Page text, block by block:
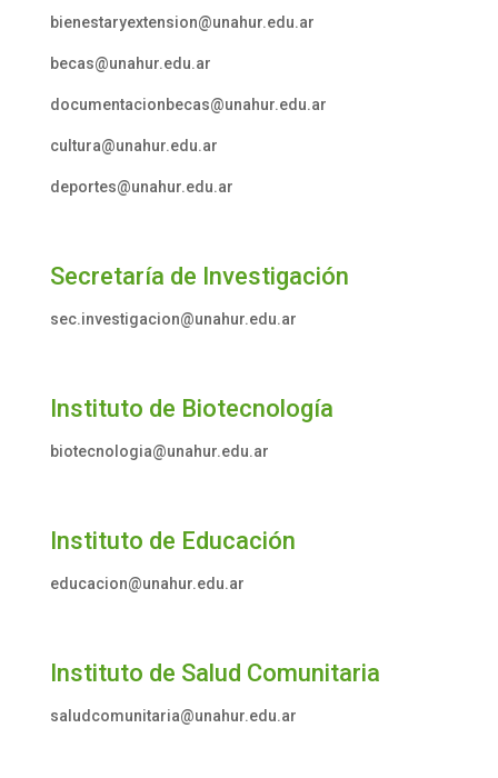
bienestaryextension@unahur.edu.ar
becas@unahur.edu.ar
documentacionbecas@unahur.edu.ar
cultura@unahur.edu.ar
deportes@unahur.edu.ar
Secretaría de Investigación
sec.investigacion@unahur.edu.ar
Instituto de Biotecnología
biotecnologia@unahur.edu.ar
Instituto de Educación
educacion@unahur.edu.ar
Instituto de Salud Comunitaria
saludcomunitaria@unahur.edu.ar